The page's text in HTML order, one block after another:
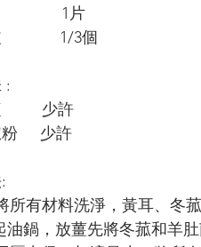
1片
1/3個
:
少許
少許
所有材料洗淨，黃耳、冬
油鍋，放薑先將冬菰和羊肚